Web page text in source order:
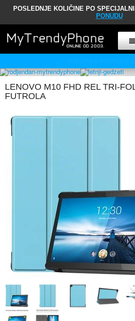
POSLEDNJE KOLIČINE PO
PONUDU
LENOVO M10 FHD REL TRI-
FUTROLA